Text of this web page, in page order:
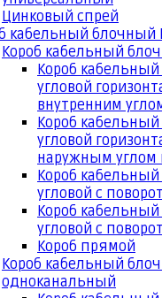
Цинковый спрей
кабельный блочный
Короб кабельный
Короб
угловой
внутренним
Короб
угловой
наружным углом
Короб
угловой с
Короб
угловой с
Короб прямой
Короб кабельный
одноканальный